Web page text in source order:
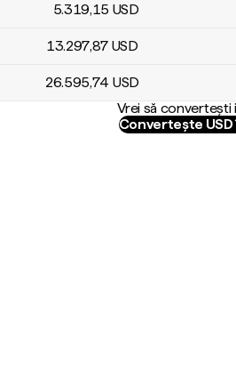
5.319,15 USD
13.297,87 USD
26.595,74 USD
Vrei să convertești
Convertește USD